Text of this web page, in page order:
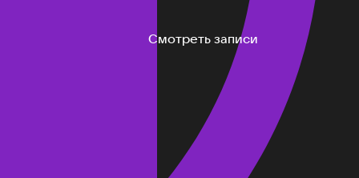
Смотреть записи